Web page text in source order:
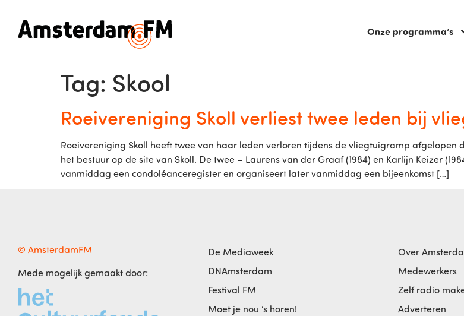
Onze programma’s
Tag: Skool
Roeivereniging Skoll verliest twee leden bij
Roeivereniging Skoll heeft twee van haar leden verloren tijdens de vliegtuigramp
het bestuur op de site van Skoll. De twee – Laurens van der Graaf (1984) en Karlijn Keizer
vanmiddag een condoléanceregister en organiseert later vanmiddag een bijeenkomst […]
© AmsterdamFM
Mede mogelijk gemaakt door:
De Mediaweek
DNAmsterdam
Festival FM
Moet je nou ‘s horen!
Over
Medewerkers
Zelf radio
Adverteren